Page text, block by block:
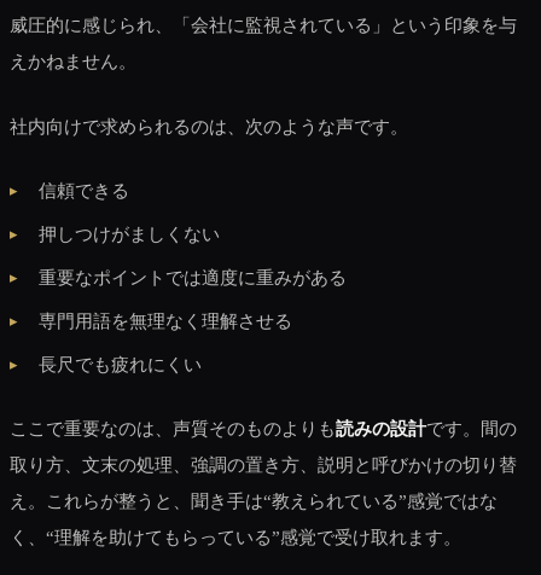
威圧的に感じられ、「会社に監視されている」という印象を与
えかねません。
社内向けで求められるのは、次のような声です。
信頼できる
押しつけがましくない
重要なポイントでは適度に重みがある
専門用語を無理なく理解させる
長尺でも疲れにくい
ここで重要なのは、声質そのものよりも読みの設計です。間の
取り方、文末の処理、強調の置き方、説明と呼びかけの切り替
え。これらが整うと、聞き手は“教えられている”感覚ではな
く、“理解を助けてもらっている”感覚で受け取れます。